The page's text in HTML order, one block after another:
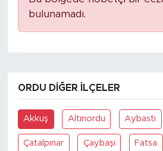
bulunamadı.
ORDU DIĞER İLÇELER
Akkuş Altınordu Aybastı
Çatalpınar Çaybaşı Fatsa